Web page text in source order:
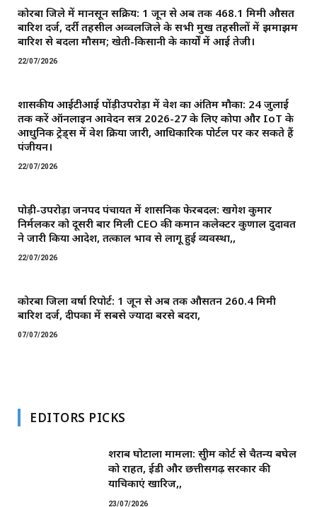
कोरबा जिले में मानसून सक्रिय: 1 जून से अब तक 468.1 मिमी औसत
बारिश दर्ज, दर्री तहसील अव्वलजिले के सभी प्रमुख तहसीलों में झमाझम
बारिश से बदला मौसम; खेती-किसानी के कार्यों में आई तेजी।
22/07/2026
शासकीय आईटीआई पोंड़ीउपरोड़ा में प्रवेश का अंतिम मौका: 24 जुलाई
तक करें ऑनलाइन आवेदन सत्र 2026-27 के लिए कोपा और IoT के
आधुनिक ट्रेड्स में प्रवेश प्रक्रिया जारी, आधिकारिक पोर्टल पर कर सकते हैं
पंजीयन।
22/07/2026
पोड़ी-उपरोड़ा जनपद पंचायत में प्रशासनिक फेरबदल: खगेश कुमार
निर्मलकर को दूसरी बार मिली CEO की कमान ​कलेक्टर कुणाल दुदावत
ने जारी किया आदेश, तत्काल प्रभाव से लागू हुई व्यवस्था,,
22/07/2026
कोरबा जिला वर्षा रिपोर्ट: 1 जून से अब तक औसतन 260.4 मिमी
बारिश दर्ज, दीपका में सबसे ज्यादा बरसे बदरा,
07/07/2026
EDITORS PICKS
शराब घोटाला मामला: सुप्रीम कोर्ट से चैतन्य बघेल
को राहत, ईडी और छत्तीसगढ़ सरकार की
याचिकाएं खारिज,,
23/07/2026